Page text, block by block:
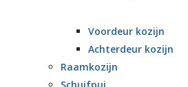
Voordeur kozijn
Achterdeur kozijn
Raamkozijn